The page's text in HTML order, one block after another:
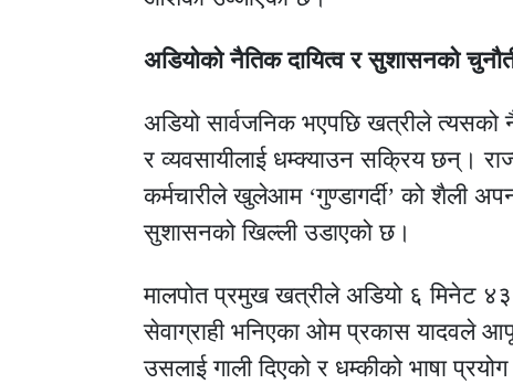
अडियोको नैतिक दायित्व र सुशासनको
अडियो सार्वजनिक भएपछि खत्रीले त्यसको
र व्यवसायीलाई धम्क्याउन सक्रिय छन्।
कर्मचारीले खुलेआम ‘गुण्डागर्दी’ को शैली
सुशासनको खिल्ली उडाएको छ।
मालपोत प्रमुख खत्रीले अडियो ६ मिनेट
सेवाग्राही भनिएका ओम प्रकास यादवले
उसलाई गाली दिएको र धम्कीको भाषा